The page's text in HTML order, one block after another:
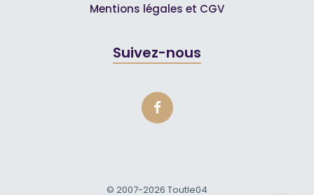
Mentions légales et CGV
Suivez-nous
© 2007-2026 Toutle04